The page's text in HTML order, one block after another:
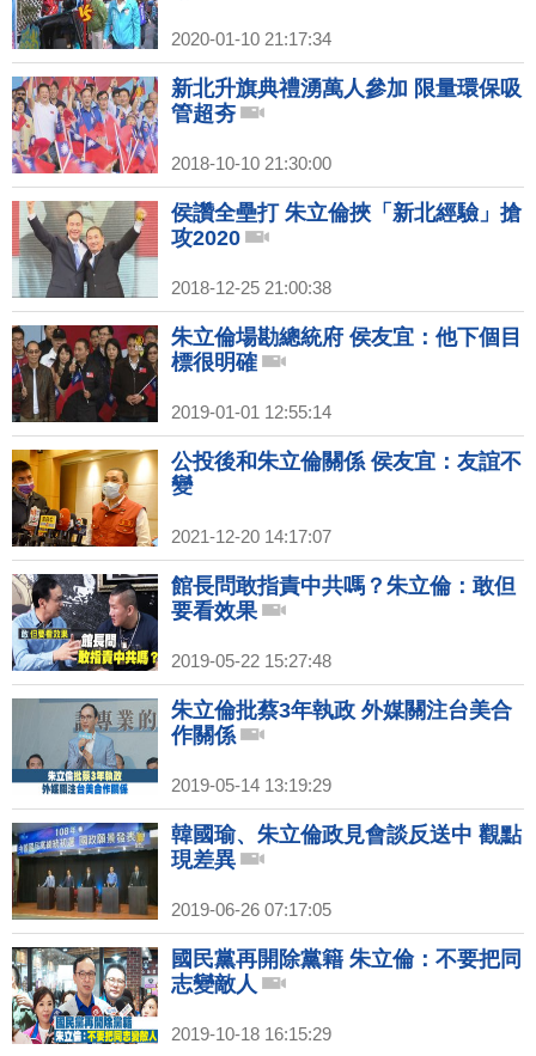
2020-01-10 21:17:34
新北升旗典禮湧萬人參加 限量環保吸
管超夯
2018-10-10 21:30:00
侯讚全壘打 朱立倫挾「新北經驗」搶
攻2020
2018-12-25 21:00:38
朱立倫場勘總統府 侯友宜：他下個目
標很明確
2019-01-01 12:55:14
公投後和朱立倫關係 侯友宜：友誼不
變
2021-12-20 14:17:07
館長問敢指責中共嗎？朱立倫：敢但
要看效果
2019-05-22 15:27:48
朱立倫批蔡3年執政 外媒關注台美合
作關係
2019-05-14 13:19:29
韓國瑜、朱立倫政見會談反送中 觀點
現差異
2019-06-26 07:17:05
國民黨再開除黨籍 朱立倫：不要把同
志變敵人
2019-10-18 16:15:29